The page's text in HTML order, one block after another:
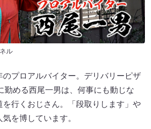
ル
のプロアルバイター。デリバリーピザ
勤める西尾一男は、何事にも動じな
を行くおじさん。「段取りします」や
を博しています。